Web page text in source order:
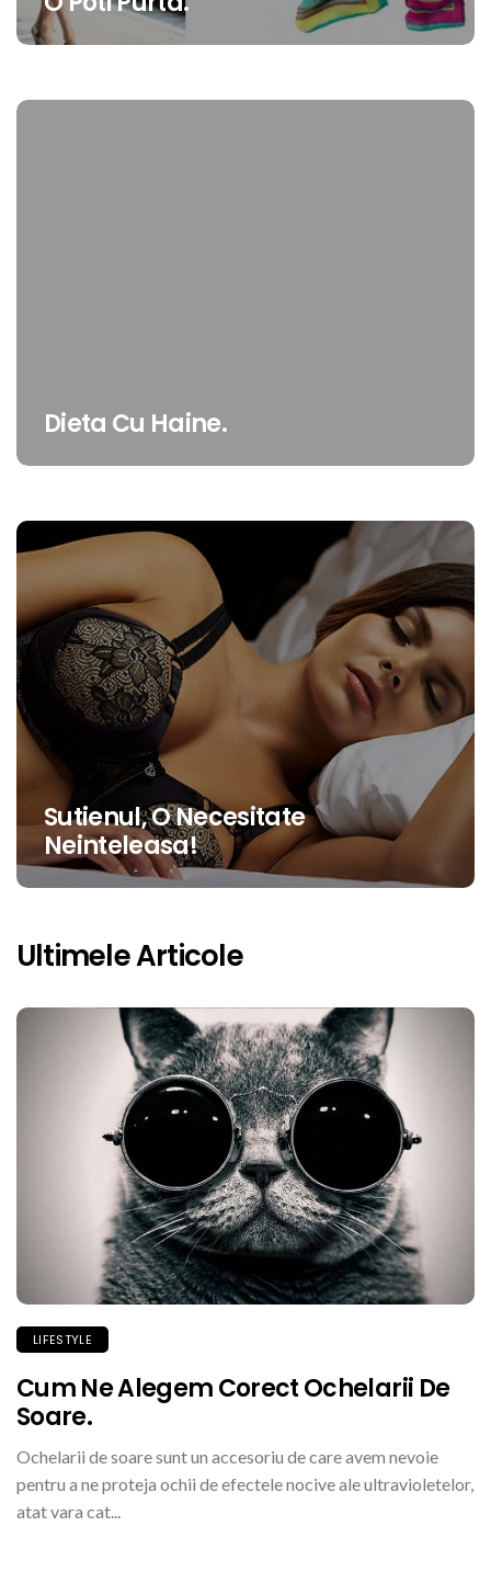
Dieta Cu Haine.
Sutienul, O Necesitate
Neinteleasa!
Ultimele Articole
LIFESTYLE
Cum Ne Alegem Corect Ochelarii De
Soare.
Ochelarii de soare sunt un accesoriu de care avem nevoie
pentru a ne proteja ochii de efectele nocive ale ultravioletelor,
atat vara cat...